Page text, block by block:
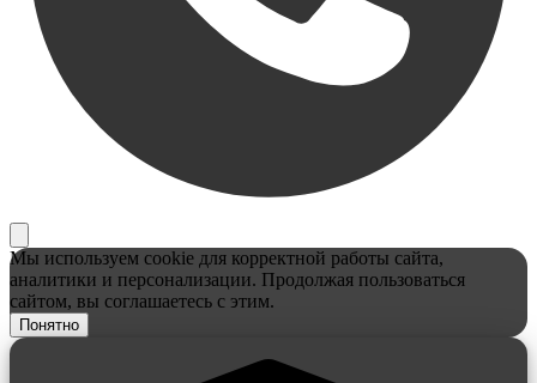
Мы используем cookie для корректной работы сайта,
аналитики и персонализации. Продолжая пользоваться
сайтом, вы соглашаетесь с этим.
Понятно